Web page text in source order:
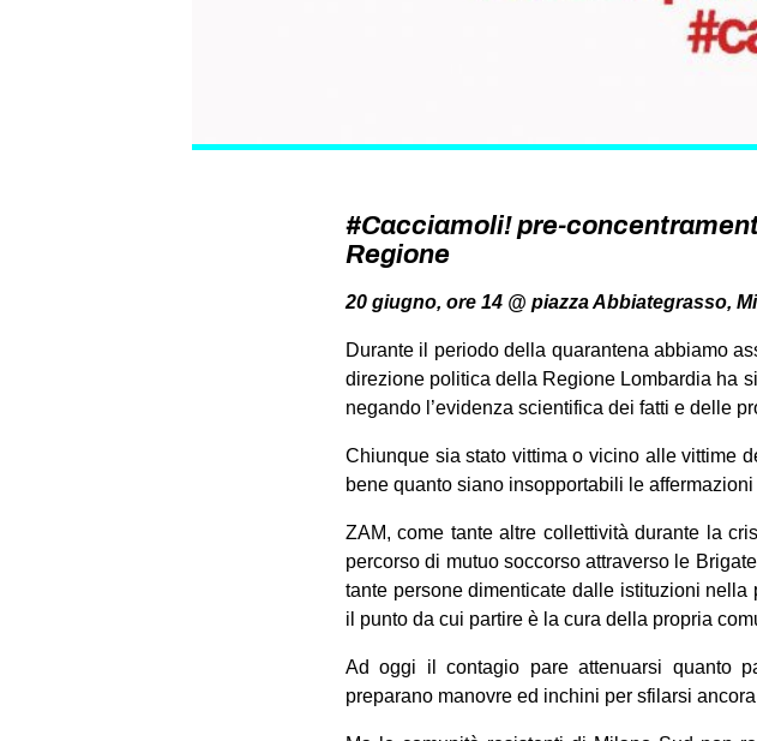
#Cacciamoli! pre-
Regione
20 giugno, ore 14 @ piazza Abbiategrasso,
Durante il periodo della quarantena abbiamo
direzione politica della Regione Lombardia ha
negando l’evidenza scientifica dei fatti e delle
Chiunque sia stato vittima o vicino alle vittime
bene quanto siano insopportabili le
ZAM, come tante altre collettività durante la
percorso di mutuo soccorso attraverso le
tante persone dimenticate dalle istituzioni
il punto da cui partire è la cura della propria
Ad oggi il contagio pare attenuarsi quanto
preparano manovre ed inchini per sfilarsi